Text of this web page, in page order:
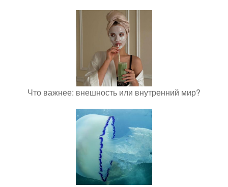
Что важнее: внешность или внутренний мир?